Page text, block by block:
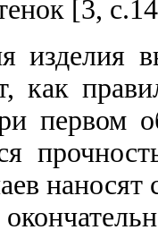
[3,
изделия
как
первом
наносят